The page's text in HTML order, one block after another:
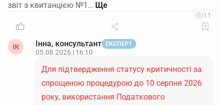
звіт з квитанцією №1…
11
ІК Інна, консультант ЕКСПЕРТ
05.08.2026 | 16:10
Для підтвердження статусу критичності за
спрощеною процедурою до 10 серпня 2026
року, використання Податкового